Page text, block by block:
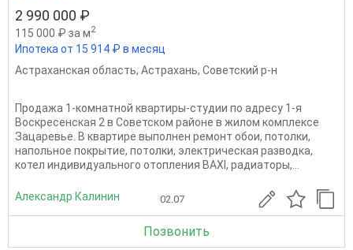
2 990 000 ₽
115 000 ₽ за м2
Ипотека от 15 914 ₽ в месяц
Астраханская область, Астрахань, Советский р-н
Продажа 1-комнатной квартиры-студии по адресу 1-я
Воскресенская 2 в Советском районе в жилом комплексе
Зацаревье. В квартире выполнен ремонт обои, потолки,
напольное покрытие, потолки, электрическая разводка,
котел индивидуального отопления BAXI, радиаторы,...
Александр Калинин 02.07
Позвонить